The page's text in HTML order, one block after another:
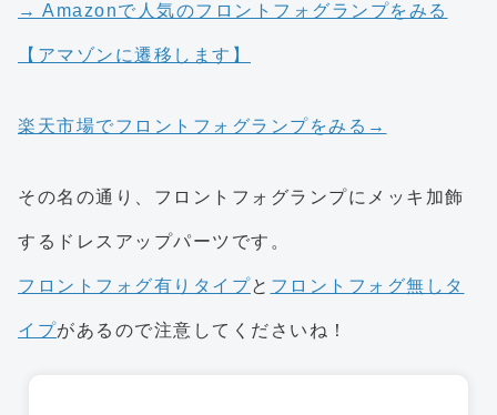
→ Amazonで人気のフロントフォグランプをみる
【アマゾンに遷移します】
楽天市場でフロントフォグランプをみる→
その名の通り、フロントフォグランプにメッキ加飾
するドレスアップパーツです。
フロントフォグ有りタイプと フロントフォグ無しタ
イプがあるので注意してくださいね！